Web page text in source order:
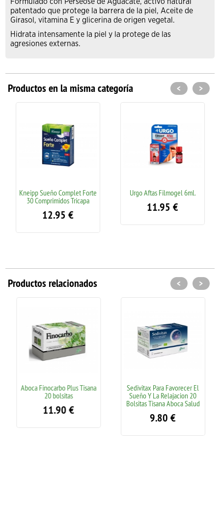
Formulado con Perseose de Aguacate, activo natural
patentado que protege la barrera de la piel, Aceite de
Girasol, vitamina E y glicerina de origen vegetal.
Hidrata intensamente la piel y la protege de las
agresiones externas.
Productos en la misma categoría
Kneipp Sueño Complet Forte
30 Comprimidos Tricapa
12.95 €
Urgo Aftas Filmogel 6ml.
11.95 €
< >
Productos relacionados
Aboca Finocarbo Plus Tisana
20 bolsitas
11.90€
Sedivitax Para Favorecer El
Sueño Y La Relajacion 20
Bolsitas Tisana Aboca Salud
9.80 €
< >